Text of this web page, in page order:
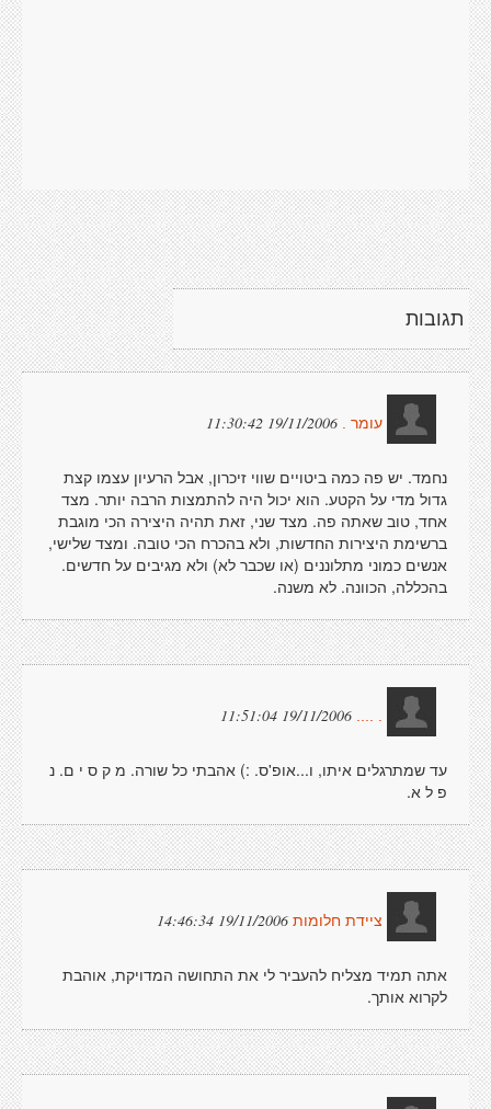
תגובות
עומר . 19/11/2006 11:30:42
נחמד. יש פה כמה ביטויים שווי זיכרון, אבל הרעיון עצמו קצת
גדול מדי על הקטע. הוא יכול היה להתמצות הרבה יותר. מצד
אחד, טוב שאתה פה. מצד שני, זאת תהיה היצירה הכי מוגבת
ברשימת היצירות החדשות, ולא בהכרח הכי טובה. ומצד שלישי,
אנשים כמוני מתלוננים (או שכבר לא) ולא מגיבים על חדשים.
בהכללה, הכוונה. לא משנה.
19/11/2006 11:51:04
עד שמתרגלים איתו, ו...אופ'ס. :) אהבתי כל שורה. מ ק ס י ם. נ
פ ל א.
ציידת חלומות 19/11/2006 14:46:34
אתה תמיד מצליח להעביר לי את התחושה המדויקת, אוהבת
לקרוא אותך.